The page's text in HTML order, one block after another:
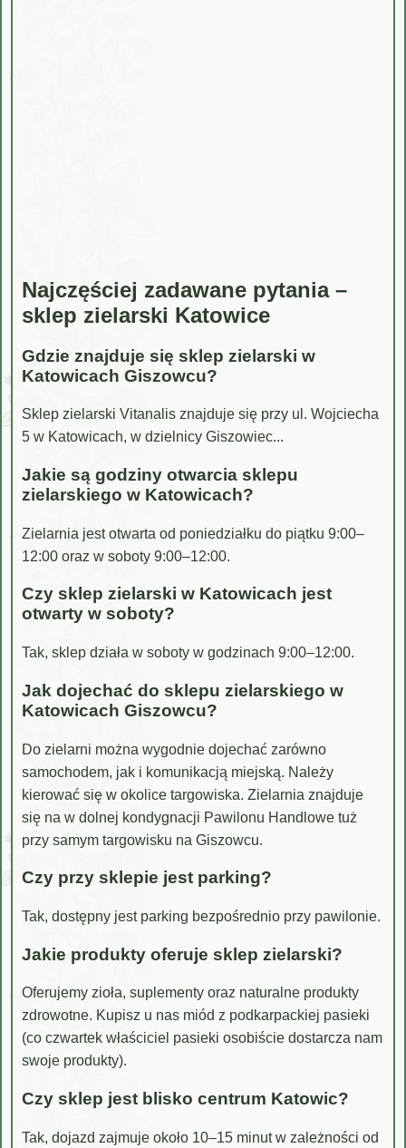
Najczęściej zadawane pytania –
sklep zielarski Katowice
Gdzie znajduje się sklep zielarski w
Katowicach Giszowcu?
Sklep zielarski Vitanalis znajduje się przy ul. Wojciecha
5 w Katowicach, w dzielnicy Giszowiec...
Jakie są godziny otwarcia sklepu
zielarskiego w Katowicach?
Zielarnia jest otwarta od poniedziałku do piątku 9:00–
12:00 oraz w soboty 9:00–12:00.
Czy sklep zielarski w Katowicach jest
otwarty w soboty?
Tak, sklep działa w soboty w godzinach 9:00–12:00.
Jak dojechać do sklepu zielarskiego w
Katowicach Giszowcu?
Do zielarni można wygodnie dojechać zarówno
samochodem, jak i komunikacją miejską. Należy
kierować się w okolice targowiska. Zielarnia znajduje
się na w dolnej kondygnacji Pawilonu Handlowe tuż
przy samym targowisku na Giszowcu.
Czy przy sklepie jest parking?
Tak, dostępny jest parking bezpośrednio przy pawilonie.
Jakie produkty oferuje sklep zielarski?
Oferujemy zioła, suplementy oraz naturalne produkty
zdrowotne. Kupisz u nas miód z podkarpackiej pasieki
(co czwartek właściciel pasieki osobiście dostarcza nam
swoje produkty).
Czy sklep jest blisko centrum Katowic?
Tak, dojazd zajmuje około 10–15 minut w zależności od